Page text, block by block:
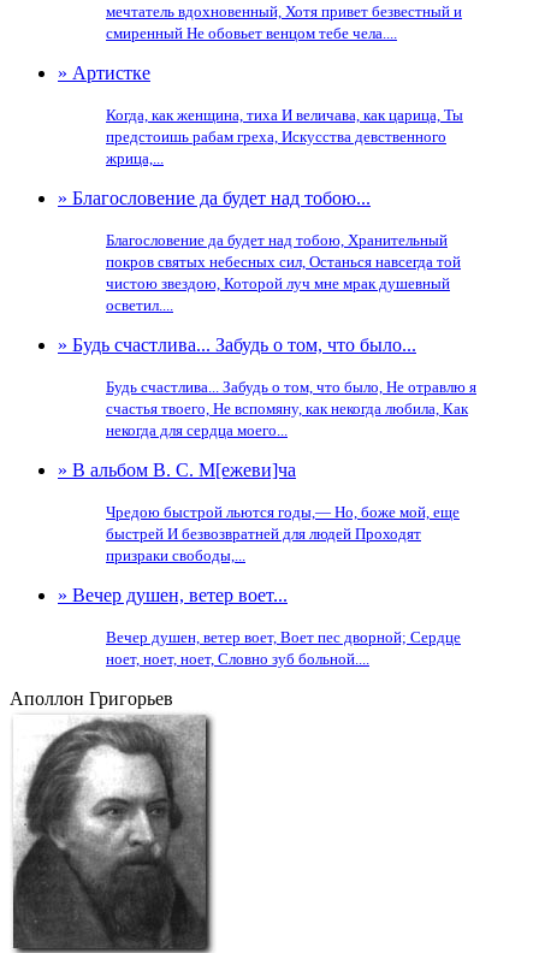
мечтатель вдохновенный, Хотя привет безвестный и
смиренный Не обовьет венцом тебе чела....
» Артистке
Когда, как женщина, тиха И величава, как царица, Ты
предстоишь рабам греха, Искусства девственного
жрица,...
» Благословение да будет над тобою...
Благословение да будет над тобою, Хранительный
покров святых небесных сил, Останься навсегда той
чистою звездою, Которой луч мне мрак душевный
осветил....
» Будь счастлива... Забудь о том, что было...
Будь счастлива... Забудь о том, что было, Не отравлю я
счастья твоего, Не вспомяну, как некогда любила, Как
некогда для сердца моего...
» В альбом В. С. М[ежеви]ча
Чредою быстрой льются годы,— Но, боже мой, еще
быстрей И безвозвратней для людей Проходят
призраки свободы,...
» Вечер душен, ветер воет...
Вечер душен, ветер воет, Воет пес дворной; Сердце
ноет, ноет, ноет, Словно зуб больной....
Аполлон Григорьев